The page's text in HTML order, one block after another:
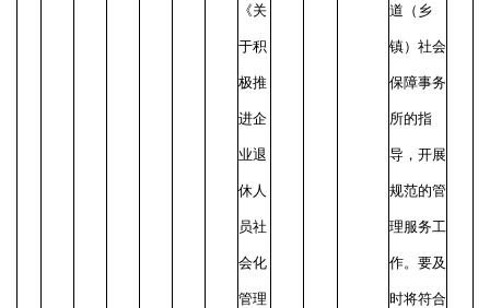
《关
于积
极推
进企
业退
休人
员社
会化
管理
道（乡
镇）社会
保障事务
所的指
导，开展
规范的管
理服务工
作。要及
时将符合